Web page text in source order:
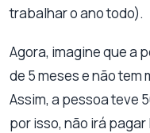
trabalhar o ano todo).
Agora, imagine que a
de 5 meses e não tem
Assim, a pessoa teve
por isso, não irá